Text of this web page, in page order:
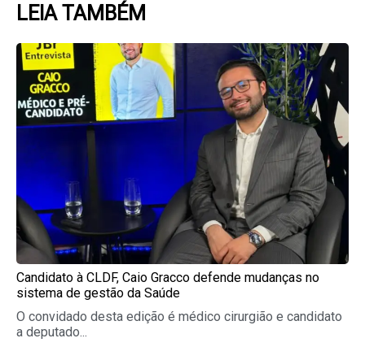
LEIA TAMBÉM
Candidato à CLDF, Caio Gracco defende mudanças no
sistema de gestão da Saúde
O convidado desta edição é médico cirurgião e candidato
a deputado...
PagePagePage Page